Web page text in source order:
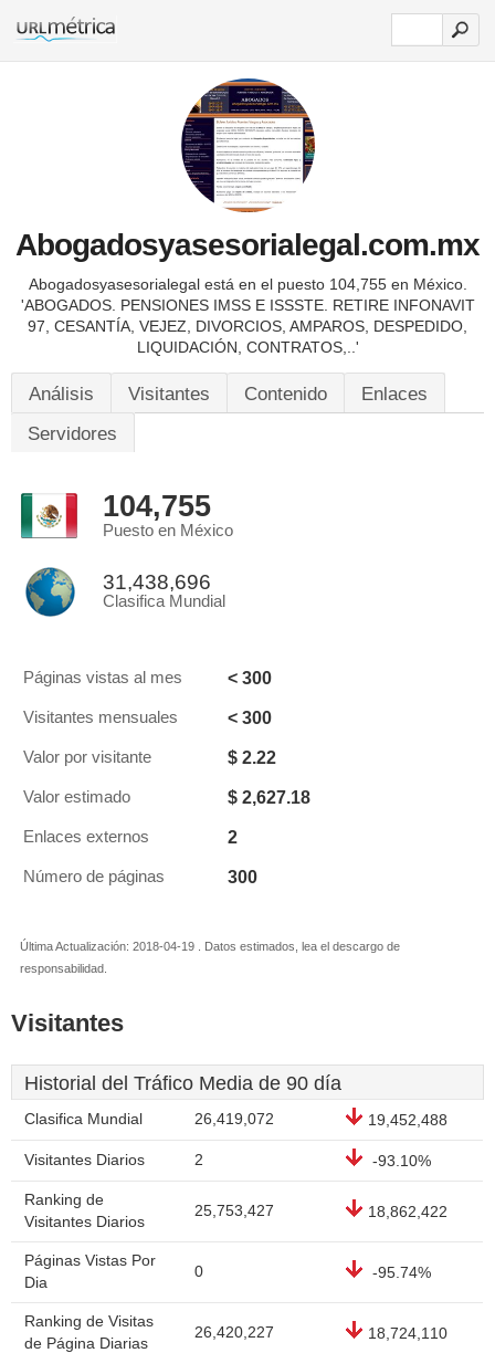
Abogadosyasesorialegal.com.mx
Abogadosyasesorialegal está en el puesto 104,755 en México.
'ABOGADOS. PENSIONES IMSS E ISSSTE. RETIRE INFONAVIT
97, CESANTÍA, VEJEZ, DIVORCIOS, AMPAROS, DESPEDIDO,
LIQUIDACIÓN, CONTRATOS,..'
Análisis Visitantes Contenido
Enlaces
Servidores
104,755
Puesto en México
31,438,696
Clasifica Mundial
Páginas vistas al mes < 300
Visitantes mensuales < 300
Valor por visitante $ 2.22
Valor estimado $ 2,627.18
Enlaces externos 2
Número de páginas 300
Última Actualización: 2018-04-19 . Datos estimados, lea el descargo de
responsabilidad.
Visitantes
Historial del Tráfico Media de 90 día
Clasifica Mundial 26,419,072 19,452,488
Visitantes Diarios 2 -93.10%
Ranking de
Visitantes Diarios
25,753,427 18,862,422
Páginas Vistas Por
Dia
0 -95.74%
Ranking de Visitas
de Página Diarias
26,420,227 18,724,110